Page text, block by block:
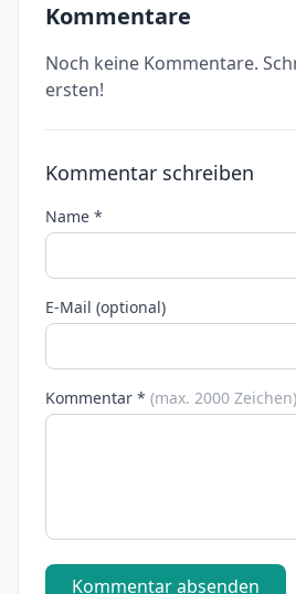
Kommentare
Noch keine Kommentare.
ersten!
Kommentar schreiben
Name *
E-Mail (optional)
Kommentar * (max. 2000 Zeichen)
Kommentar absenden